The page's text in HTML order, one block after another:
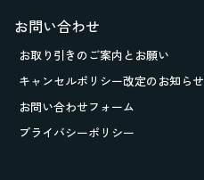
お問い合わせ
お取り引きのご案内とお願い
キャンセルポリシー改定のお知らせ
お問い合わせフォーム
プライバシーポリシー